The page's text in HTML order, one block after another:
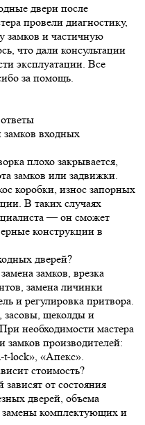
двери после
провели диагностику,
замков и частичную
что дали консультации
эксплуатации. Все
за помощь.
замков входных
плохо закрывается,
замков или задвижки.
коробки, износ запорных
В таких случаях
— он сможет
конструкции в
дверей?
замков, врезка
замена личинки
и регулировка притвора.
засовы, щеколды и
необходимости мастера
замков производителей:
lock», «Апекс».
стоимость?
от состояния
дверей, объема
замены комплектующих и